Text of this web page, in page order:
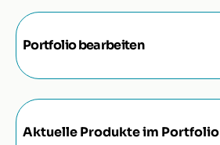
Portfolio bearbeiten
Aktuelle Produkte im Portfolio